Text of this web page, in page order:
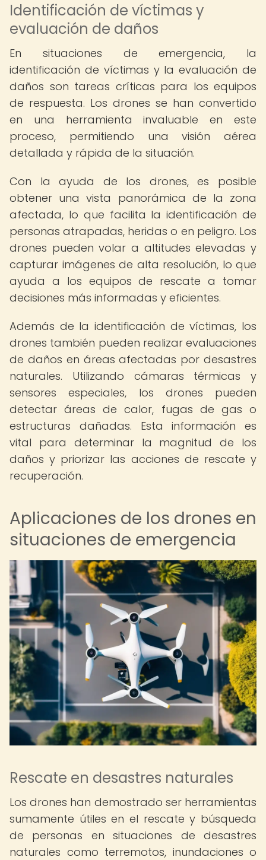
Identificación de víctimas y
evaluación de daños
En situaciones de emergencia, la
identificación de víctimas y la evaluación de
daños son tareas críticas para los equipos
de respuesta. Los drones se han convertido
en una herramienta invaluable en este
proceso, permitiendo una visión aérea
detallada y rápida de la situación.
Con la ayuda de los drones, es posible
obtener una vista panorámica de la zona
afectada, lo que facilita la identificación de
personas atrapadas, heridas o en peligro. Los
drones pueden volar a altitudes elevadas y
capturar imágenes de alta resolución, lo que
ayuda a los equipos de rescate a tomar
decisiones más informadas y eficientes.
Además de la identificación de víctimas, los
drones también pueden realizar evaluaciones
de daños en áreas afectadas por desastres
naturales. Utilizando cámaras térmicas y
sensores especiales, los drones pueden
detectar áreas de calor, fugas de gas o
estructuras dañadas. Esta información es
vital para determinar la magnitud de los
daños y priorizar las acciones de rescate y
recuperación.
Aplicaciones de los drones en
situaciones de emergencia
Rescate en desastres naturales
Los drones han demostrado ser herramientas
sumamente útiles en el rescate y búsqueda
de personas en situaciones de desastres
naturales como terremotos, inundaciones o